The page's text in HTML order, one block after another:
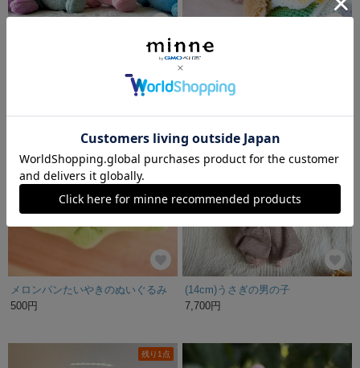
【受注生産】クリームソーダのふれんず«カラフル»
SOLD OUT
メロンパンたいやきのぬいぐるみ
500円
SOLD OUT
(14cm)うさぎの男の子
7,700円
残り1点